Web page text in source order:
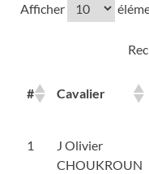
Afficher
# Cavalier
1
J Olivier
CHOUKROUN